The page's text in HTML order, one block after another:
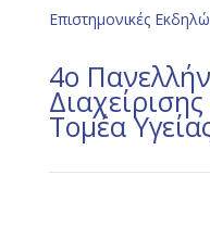
Επιστημονικές
4ο
Τομέα